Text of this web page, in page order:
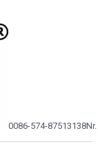
0086-574-87513138